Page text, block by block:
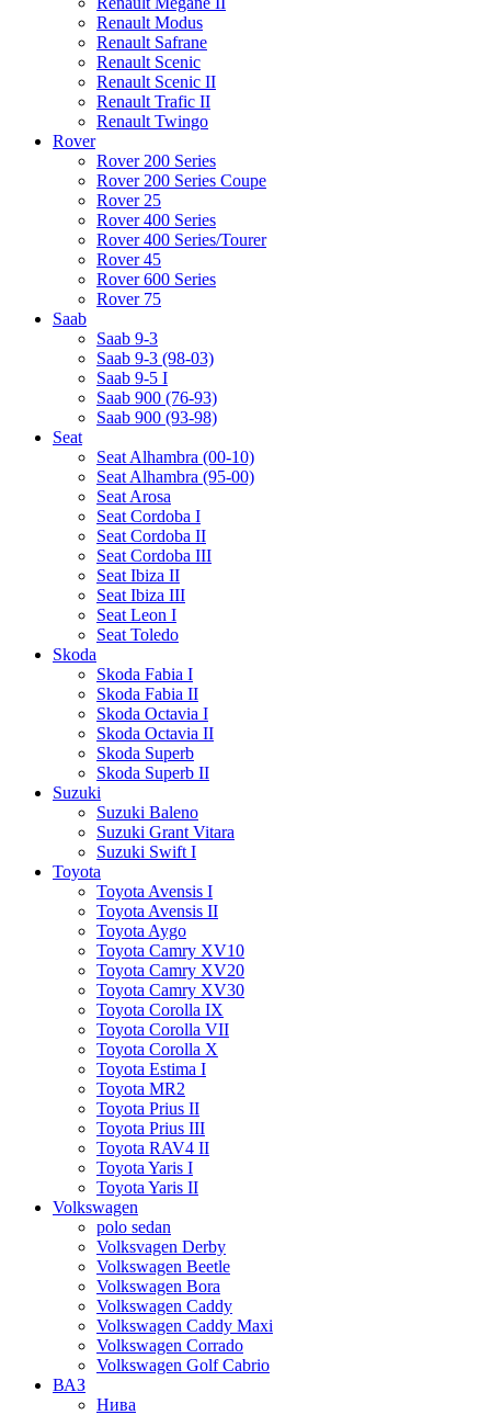
Renault Modus
Renault Safrane
Renault Scenic
Renault Scenic II
Renault Trafic II
Renault Twingo
Rover
Rover 200 Series
Rover 200 Series Coupe
Rover 25
Rover 400 Series
Rover 400 Series/Tourer
Rover 45
Rover 600 Series
Rover 75
Saab
Saab 9-3
Saab 9-3 (98-03)
Saab 9-5 I
Saab 900 (76-93)
Saab 900 (93-98)
Seat
Seat Alhambra (00-10)
Seat Alhambra (95-00)
Seat Arosa
Seat Cordoba I
Seat Cordoba II
Seat Cordoba III
Seat Ibiza II
Seat Ibiza III
Seat Leon I
Seat Toledo
Skoda
Skoda Fabia I
Skoda Fabia II
Skoda Octavia I
Skoda Octavia II
Skoda Superb
Skoda Superb II
Suzuki
Suzuki Baleno
Suzuki Grant Vitara
Suzuki Swift I
Toyota
Toyota Avensis I
Toyota Avensis II
Toyota Aygo
Toyota Camry XV10
Toyota Camry XV20
Toyota Camry XV30
Toyota Corolla IX
Toyota Corolla VII
Toyota Corolla X
Toyota Estima I
Toyota MR2
Toyota Prius II
Toyota Prius III
Toyota RAV4 II
Toyota Yaris I
Toyota Yaris II
Volkswagen
polo sedan
Volksvagen Derby
Volkswagen Beetle
Volkswagen Bora
Volkswagen Caddy
Volkswagen Caddy Maxi
Volkswagen Corrado
Volkswagen Golf Cabrio
ВАЗ
Нива